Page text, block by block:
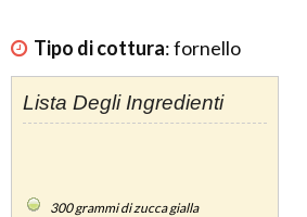
Tipo di cottura:fornello
Lista Degli Ingredienti
300grammi di zucca gialla